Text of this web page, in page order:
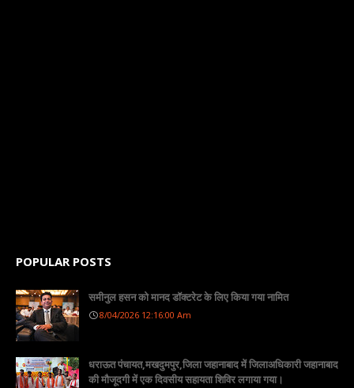
POPULAR POSTS
समीनुल हसन को मानद डॉक्टरेट के लिए किया गया नामित
8/04/2026 12:16:00 Am
धराऊत पंचायत,मखदुमपुर,जिला जहानाबाद में जिलाअधिकारी जहानाबाद
की मौजूदगी में एक दिवसीय सहायता शिविर लगाया गया।